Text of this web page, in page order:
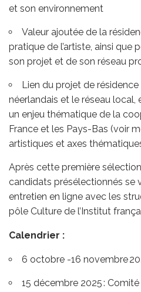
et son environnement
Valeur ajoutée de la
pratique de l’artiste, ainsi
son projet et de son réseau
Lien du projet de
néerlandais et le réseau local,
un enjeu thématique de la
France et les Pays-Bas (voir
artistiques et axes
Après cette première
candidats présélectionnés se
entretien en ligne avec les
pôle Culture de l’Institut
Calendrier :
6 octobre -16 novembre
15 décembre 2025 :